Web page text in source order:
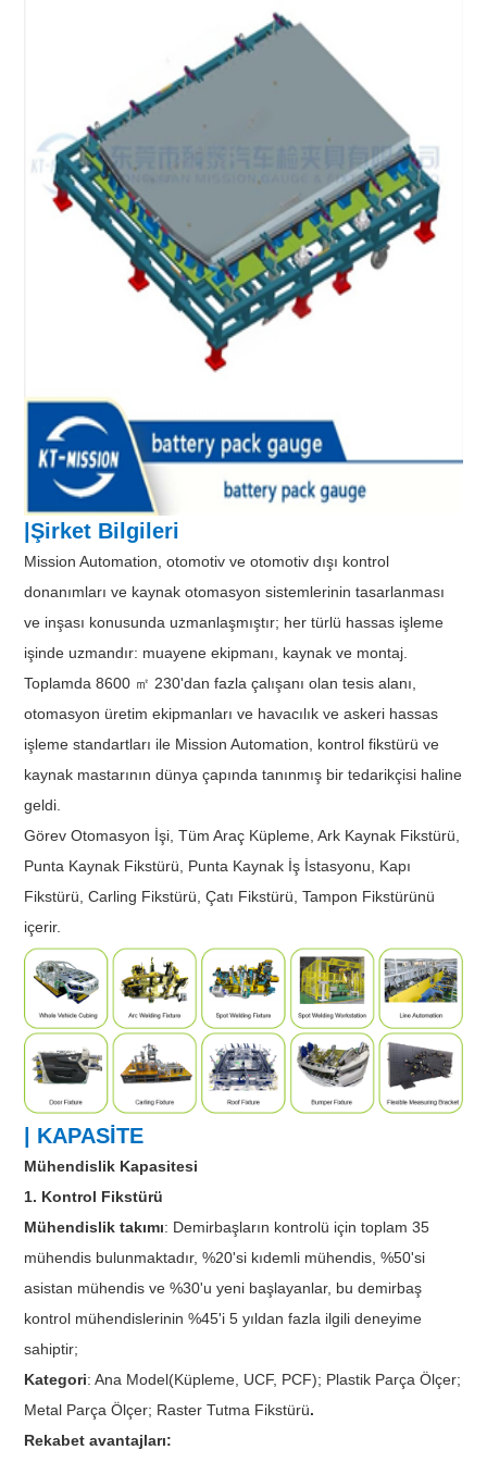
|Şirket Bilgileri
Mission Automation, otomotiv ve otomotiv dışı kontrol
donanımları ve kaynak otomasyon sistemlerinin tasarlanması
ve inşası konusunda uzmanlaşmıştır; her türlü hassas işleme
işinde uzmandır: muayene ekipmanı, kaynak ve montaj.
Toplamda 8600 ㎡ 230'dan fazla çalışanı olan tesis alanı,
otomasyon üretim ekipmanları ve havacılık ve askeri hassas
işleme standartları ile Mission Automation, kontrol fikstürü ve
kaynak mastarının dünya çapında tanınmış bir tedarikçisi haline
geldi.
Görev Otomasyon İşi, Tüm Araç Küpleme, Ark Kaynak Fikstürü,
Punta Kaynak Fikstürü, Punta Kaynak İş İstasyonu, Kapı
Fikstürü, Carling Fikstürü, Çatı Fikstürü, Tampon Fikstürünü
içerir.
| KAPASİTE
Mühendislik Kapasitesi
1. Kontrol Fikstürü
Mühendislik takımı: Demirbaşların kontrolü için toplam 35
mühendis bulunmaktadır, %20'si kıdemli mühendis, %50'si
asistan mühendis ve %30'u yeni başlayanlar, bu demirbaş
kontrol mühendislerinin %45'i 5 yıldan fazla ilgili deneyime
sahiptir;
Kategori: Ana Model(Küpleme, UCF, PCF); Plastik Parça Ölçer;
Metal Parça Ölçer; Raster Tutma Fikstürü.
Rekabet avantajları: